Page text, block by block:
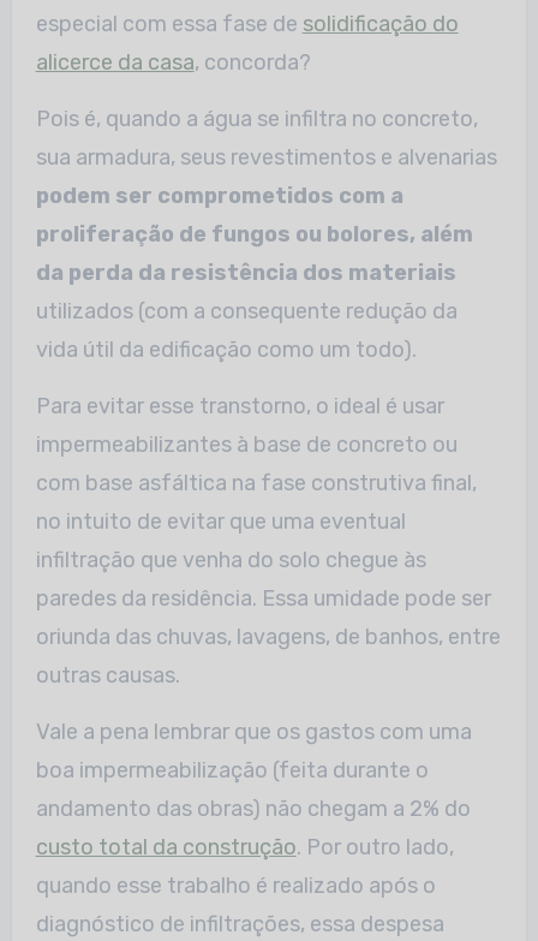
especial com essa fase de solidificação do
alicerce da casa, concorda?
Pois é, quando a água se infiltra no concreto,
sua armadura, seus revestimentos e alvenarias
podem ser comprometidos com a
proliferação de fungos ou bolores, além
da perda da resistência dos materiais
utilizados (com a consequente redução da
vida útil da edificação como um todo).
Para evitar esse transtorno, o ideal é usar
impermeabilizantes à base de concreto ou
com base asfáltica na fase construtiva final,
no intuito de evitar que uma eventual
infiltração que venha do solo chegue às
paredes da residência. Essa umidade pode ser
oriunda das chuvas, lavagens, de banhos, entre
outras causas.
Vale a pena lembrar que os gastos com uma
boa impermeabilização (feita durante o
andamento das obras) não chegam a 2% do
custo total da construção. Por outro lado,
quando esse trabalho é realizado após o
diagnóstico de infiltrações, essa despesa